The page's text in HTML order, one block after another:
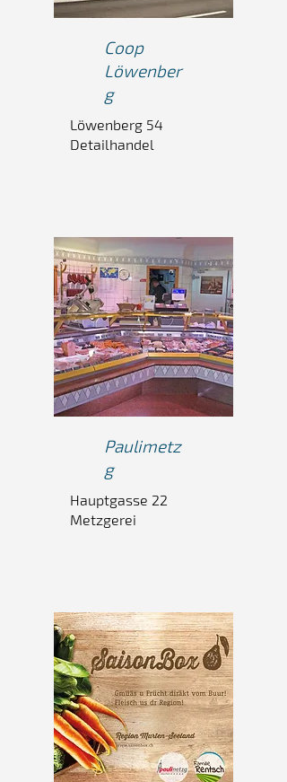
Coop
Löwenber
g
Löwenberg 54
Detailhandel
Paulimetz
g
Hauptgasse 22
Metzgerei